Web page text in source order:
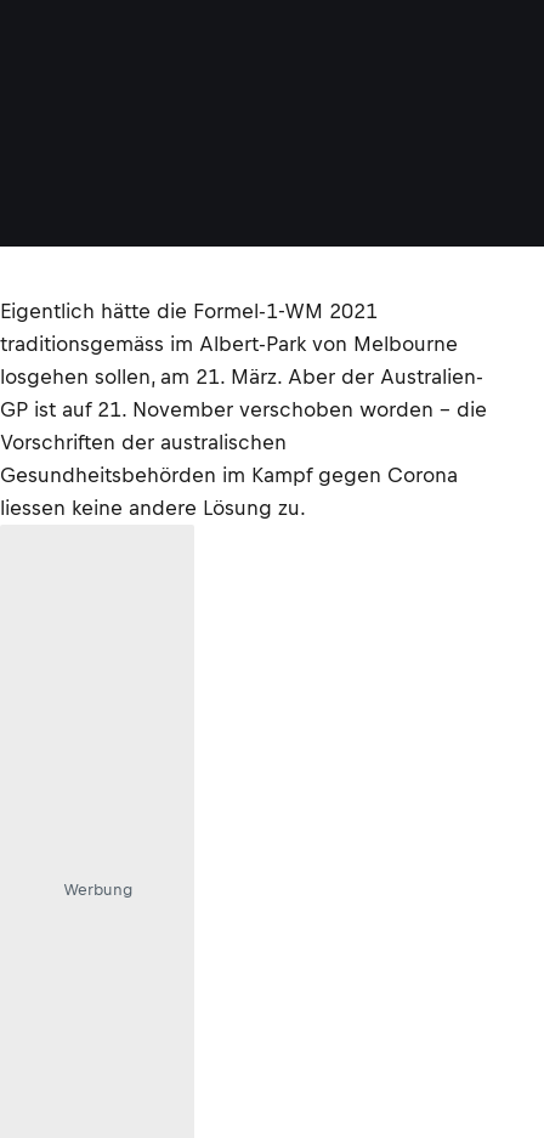
Eigentlich hätte die Formel-1-WM 2021
traditionsgemäss im Albert-Park von Melbourne
losgehen sollen, am 21. März. Aber der Australien-
GP ist auf 21. November verschoben worden – die
Vorschriften der australischen
Gesundheitsbehörden im Kampf gegen Corona
liessen keine andere Lösung zu.
Werbung